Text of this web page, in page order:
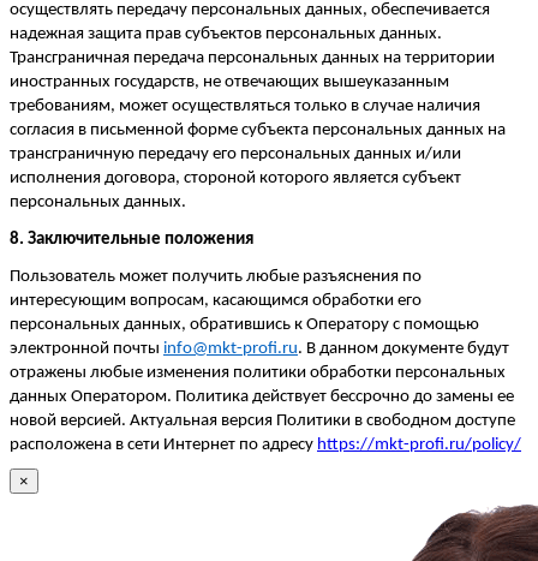
осуществлять передачу персональных данных, обеспечивается
надежная защита прав субъектов персональных данных.
Трансграничная передача персональных данных на территории
иностранных государств, не отвечающих вышеуказанным
требованиям, может осуществляться только в случае наличия
согласия в письменной форме субъекта персональных данных на
трансграничную передачу его персональных данных и/или
исполнения договора, стороной которого является субъект
персональных данных.
8. Заключительные положения
Пользователь может получить любые разъяснения по
интересующим вопросам, касающимся обработки его
персональных данных, обратившись к Оператору с помощью
электронной почты info@mkt-profi.ru. В данном документе будут
отражены любые изменения политики обработки персональных
данных Оператором. Политика действует бессрочно до замены ее
новой версией. Актуальная версия Политики в свободном доступе
расположена в сети Интернет по адресу https://mkt-profi.ru/policy/
×